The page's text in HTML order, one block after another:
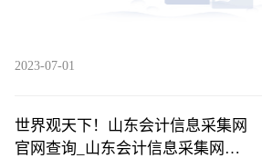
2023-07-01
世界观天下！山东会计信息采集网
官网查询_山东会计信息采集网官